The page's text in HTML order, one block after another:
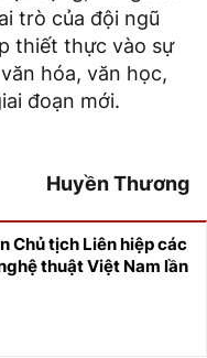
trò của đội ngũ
thiết thực vào sự
hóa, văn học,
đoạn mới.
Huyền Thương
Chủ tịch Liên hiệp các
thuật Việt Nam lần